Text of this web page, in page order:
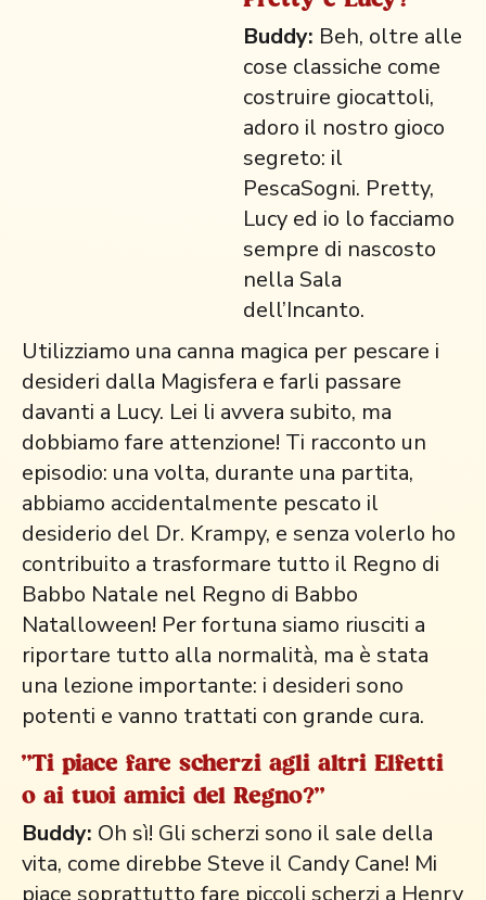
Buddy: Beh, oltre alle
cose classiche come
costruire giocattoli,
adoro il nostro gioco
segreto: il
PescaSogni. Pretty,
Lucy ed io lo facciamo
sempre di nascosto
nella Sala
dell’Incanto.
Utilizziamo una canna magica per pescare i
desideri dalla Magisfera e farli passare
davanti a Lucy. Lei li avvera subito, ma
dobbiamo fare attenzione! Ti racconto un
episodio: una volta, durante una partita,
abbiamo accidentalmente pescato il
desiderio del Dr. Krampy, e senza volerlo ho
contribuito a trasformare tutto il Regno di
Babbo Natale nel Regno di Babbo
Natalloween! Per fortuna siamo riusciti a
riportare tutto alla normalità, ma è stata
una lezione importante: i desideri sono
potenti e vanno trattati con grande cura.
"Ti piace fare scherzi agli altri Elfetti
o ai tuoi amici del Regno?"
Buddy: Oh sì! Gli scherzi sono il sale della
vita, come direbbe Steve il Candy Cane! Mi
piace soprattutto fare piccoli scherzi a Henry